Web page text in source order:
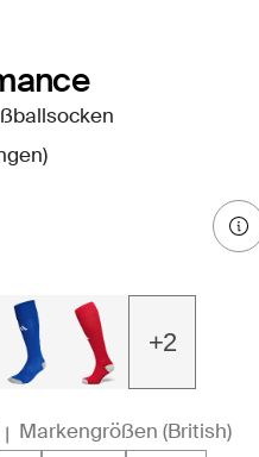
+2
| Markengrößen (British)